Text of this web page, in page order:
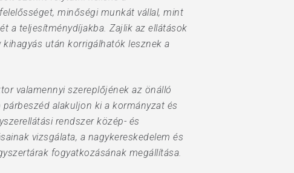
minőségi munkát vállal, mint
a teljesítménydíjakba. Zajlik az ellátások
után korrigálhatók lesznek a
valamennyi szereplőjének az önálló
alakuljon ki a kormányzat és
rendszer közép- és
vizsgálata, a nagykereskedelem és
fogyatkozásának megállítása.